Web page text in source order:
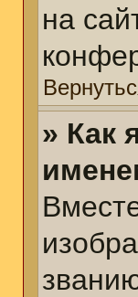
на
» Как